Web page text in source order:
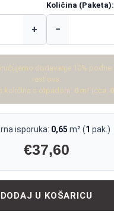
+
Količina (Paketa):
−
dodavanje 10%
restlova.
količina s otpadom: 0 m² (cca. 0
isporuka: 0,65 m² (1 pak.)
€37,60
DODAJ U KOŠARICU